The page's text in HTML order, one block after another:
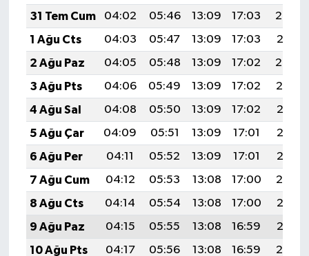
31 Tem Cum
04:02 05:46 13:09 17:03
20:22
1 Ağu Cts
04:03 05:47 13:09 17:03
20:21
2 Ağu Paz
04:05 05:48 13:09 17:02
20:20
3 Ağu Pts
04:06 05:49 13:09 17:02
20:19
4 Ağu Sal
04:08 05:50 13:09 17:02
20:18
5 Ağu Çar
04:09 05:51 13:09 17:01
20:16
6 Ağu Per
04:11 05:52 13:09 17:01
20:15
7 Ağu Cum
04:12 05:53 13:08 17:00
20:14
8 Ağu Cts
04:14 05:54 13:08 17:00
20:13
9 Ağu Paz
04:15 05:55 13:08 16:59
20:12
10 Ağu Pts
04:17 05:56 13:08 16:59
20:10